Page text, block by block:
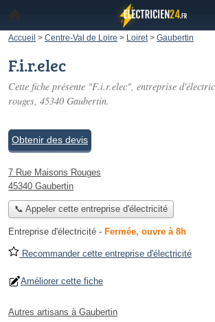
Accueil > Centre-Val de Loire > Loiret > Gaubertin
F.i.r.elec
Cette fiche présente "F.i.r.elec", entreprise
rouges, 45340 Gaubertin.
Obtenir des devis
7 Rue Maisons Rouges
45340 Gaubertin
📞 Appeler cette entreprise d'électricité
Entreprise d'électricité - Fermée, ouvre à 8h
Recommander cette entreprise d'électricité
Améliorer cette fiche
Autres artisans à Gaubertin